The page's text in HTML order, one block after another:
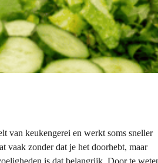
van keukengerei en werkt soms sneller
vaak zonder dat je het doorhebt, maar